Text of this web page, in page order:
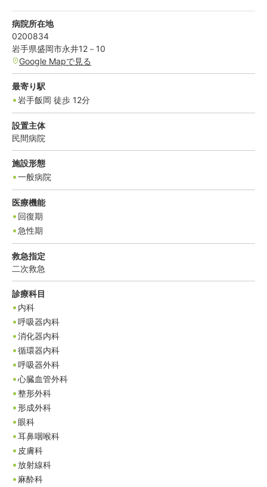
病院所在地
0200834
岩手県盛岡市永井12－10
Google Mapで見る
最寄り駅
岩手飯岡 徒歩 12分
設置主体
民間病院
施設形態
一般病院
医療機能
回復期
急性期
救急指定
二次救急
診療科目
内科
呼吸器内科
消化器内科
循環器内科
呼吸器外科
心臓血管外科
整形外科
形成外科
眼科
耳鼻咽喉科
皮膚科
放射線科
麻酔科